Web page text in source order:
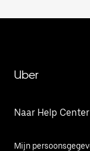
Uber
Naar Help Center
Mijn